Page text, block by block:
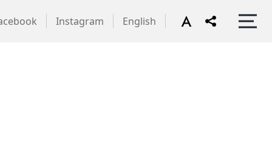
Instagram English